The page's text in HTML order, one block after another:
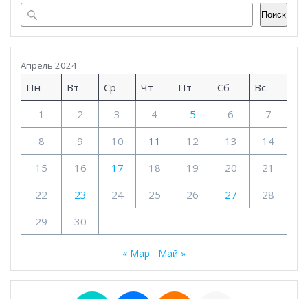
Поиск
Апрель 2024
Пн Вт Ср Чт Пт Сб
Вс
1
2 3 4 5 6
7
8
9 10 11 12 13
14
15
16 17 18 19 20
21
22
23 24 25 26 27
28
29
30
« Мар Май »